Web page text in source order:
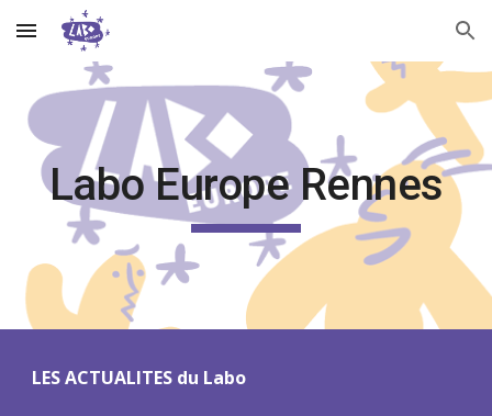
Skip to main content Skip to navigation
Labo Europe Rennes
LES ACTUALITES du Labo